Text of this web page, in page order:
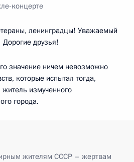
концерте
ленинградцы! Уважаемый
Дорогие друзья!
значение ничем невозможно
которые испытал тогда,
измученного
города.
жителям СССР – жертвам